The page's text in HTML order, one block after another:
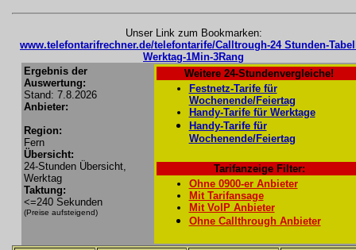
Unser Link zum Bookmarken:
www.telefontarifrechner.de/telefontarife/Calltrough-24 Stunden-
Werktag-1Min-3Rang
Ergebnis der
Auswertung:
Stand: 7.8.2026
Anbieter:
Region:
Fern
Übersicht:
24-Stunden Übersicht,
Werktag
Taktung:
<=240 Sekunden
(Preise aufsteigend)
Weitere 24-Stundenvergleiche!
Festnetz-Tarife für
Wochenende/Feiertag
Handy-Tarife für Werktage
Handy-Tarife für
Wochenende/Feiertag
Tarifanzeige Filter:
Ohne 0900-er Anbieter
Mit Tarifansage
Mit VoIP Anbieter
Ohne Callthrough Anbieter